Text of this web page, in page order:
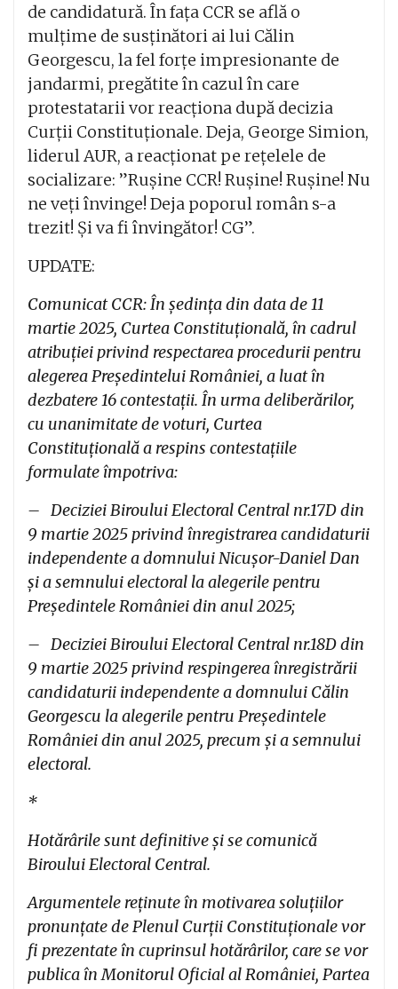
de candidatură. În fața CCR se află o
mulțime de susținători ai lui Călin
Georgescu, la fel forțe impresionante de
jandarmi, pregătite în cazul în care
protestatarii vor reacționa după decizia
Curții Constituționale. Deja, George Simion,
liderul AUR, a reacționat pe rețelele de
socializare: ”Rușine CCR! Rușine! Rușine! Nu
ne veți învinge! Deja poporul român s-a
trezit! Și va fi învingător! CG”.
UPDATE:
Comunicat CCR: În ședința din data de 11
martie 2025, Curtea Constituțională, în cadrul
atribuției privind respectarea procedurii pentru
alegerea Președintelui României, a luat în
dezbatere 16 contestații. În urma deliberărilor,
cu unanimitate de voturi, Curtea
Constituțională a respins contestațiile
formulate împotriva:
– Deciziei Biroului Electoral Central nr.17D din
9 martie 2025 privind înregistrarea candidaturii
independente a domnului Nicușor-Daniel Dan
și a semnului electoral la alegerile pentru
Președintele României din anul 2025;
– Deciziei Biroului Electoral Central nr.18D din
9 martie 2025 privind respingerea înregistrării
candidaturii independente a domnului Călin
Georgescu la alegerile pentru Președintele
României din anul 2025, precum și a semnului
electoral.
*
Hotărârile sunt definitive şi se comunică
Biroului Electoral Central.
Argumentele reținute în motivarea soluțiilor
pronunțate de Plenul Curții Constituționale vor
fi prezentate în cuprinsul hotărârilor, care se vor
publica în Monitorul Oficial al României, Partea